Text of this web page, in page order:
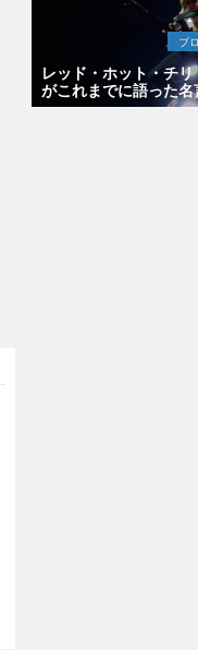
ブ
レッド・ホット・チ
がこれまでに語った